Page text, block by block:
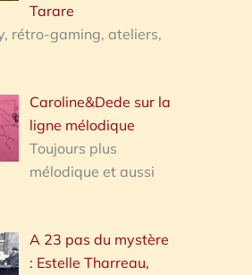
Tarare
rétro-gaming, ateliers,
Caroline&Dede sur la
ligne mélodique
Toujours plus
mélodique et aussi
A 23 pas du mystère
: Estelle Tharreau,